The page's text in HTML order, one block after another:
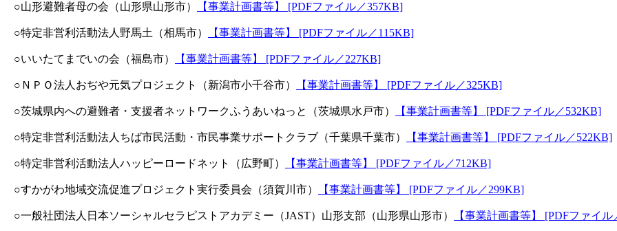
○山形避難者母の会（山形県山形市） 【事業計画書等】 [PDFファイル／357KB]
○特定非営利活動法人野馬土（相馬市） 【事業計画書等】 [PDFファイル／115KB]
○いいたてまでいの会（福島市） 【事業計画書等】 [PDFファイル／227KB]
○ＮＰＯ法人おぢや元気プロジェクト（新潟市小千谷市） 【事業計画書等】 [PDFファイル／325KB]
○茨城県内への避難者・支援者ネットワークふうあいねっと（茨城県水戸市） 【事業計画書等】 [PDFファイル／532KB]
○特定非営利活動法人ちば市民活動・市民事業サポートクラブ（千葉県千葉市） 【事業計画書等】 [PDFファイル／522KB]
○特定非営利活動法人ハッピーロードネット（広野町） 【事業計画書等】 [PDFファイル／712KB]
○すかがわ地域交流促進プロジェクト実行委員会（須賀川市） 【事業計画書等】 [PDFファイル／299KB]
○一般社団法人日本ソーシャルセラピストアカデミー（JAST）山形支部（山形県山形市） 【事業計画書等】 [PDFファイ